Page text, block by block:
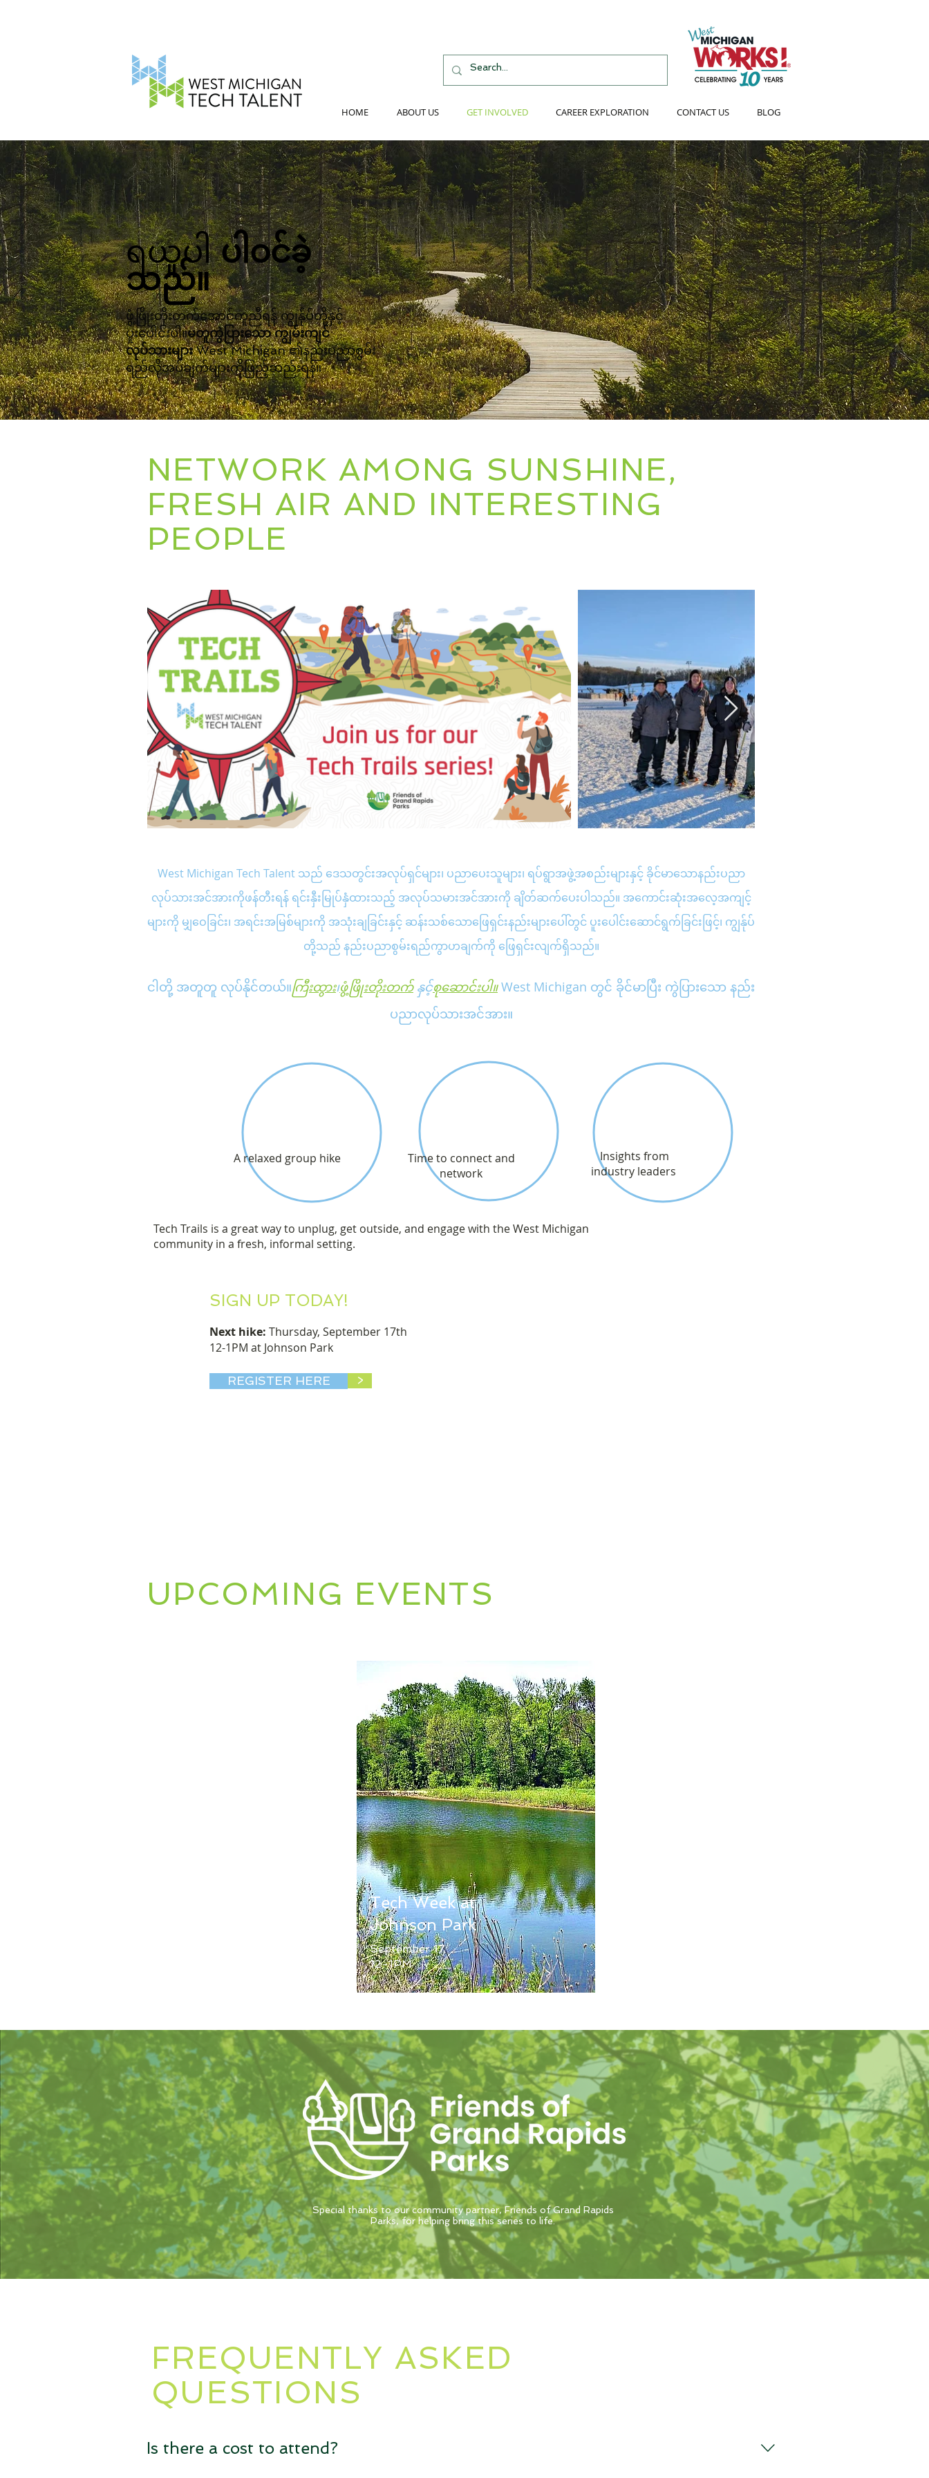
HOME ABOUT US GET INVOLVED CAREER EXPLORATION CONTACT US BLOG
ရယူပါပါဝင်ခဲ့
သည်။
ဖွံ့ဖြိုးတိုးတက်အောင်ကူညီရန် ကျွန်ုပ်တို့နှင့်
ပူးပေါင်းပါ။မတူကွဲပြားသော ကျွမ်းကျင်
လုပ်သားများWest Michigan ၏နည်းပညာစွမ်း
ရည်လိုအပ်ချက်များကိုဖြည့်ဆည်းရန်။
NETWORK AMONG SUNSHINE,
FRESH AIR AND INTERESTING
PEOPLE
West Michigan Tech Talent သည် ဒေသတွင်းအလုပ်ရှင်များ၊ ပညာပေးသူများ၊ ရပ်ရွာအဖွဲ့အစည်းများနှင့် ခိုင်မာသောနည်းပညာ
လုပ်သားအင်အားကိုဖန်တီးရန် ရင်းနှီးမြုပ်နှံထားသည့် အလုပ်သမားအင်အားကို ချိတ်ဆက်ပေးပါသည်။ အကောင်းဆုံးအလေ့အကျင့်
များကို မျှဝေခြင်း၊ အရင်းအမြစ်များကို အသုံးချခြင်းနှင့် ဆန်းသစ်သောဖြေရှင်းနည်းများပေါ်တွင် ပူးပေါင်းဆောင်ရွက်ခြင်းဖြင့်၊ ကျွန်ုပ်
တို့သည် နည်းပညာစွမ်းရည်ကွာဟချက်ကို ဖြေရှင်းလျက်ရှိသည်။
ငါတို့ အတူတူ လုပ်နိုင်တယ်။ကြီးထွား၊ဖွံ့ဖြိုးတိုးတက်နှင့်စုဆောင်းပါ။ West Michigan တွင် ခိုင်မာပြီး ကွဲပြားသော နည်း
ပညာလုပ်သားအင်အား။
A relaxed group hike
Time to connect and
network
Insights from
industry leaders
Tech Trails is a great way to unplug, get outside, and engage with the West Michigan
community in a fresh, informal setting.
SIGN UP TODAY!
Next hike: Thursday, September 17th
12-1PM at Johnson Park
REGISTER HERE >
UPCOMING EVENTS
Tech Week at
Johnson Park
September 17
12-1PM
Special thanks to our community partner, Friends of Grand Rapids
Parks, for helping bring this series to life.
Is there a cost to attend?
FREQUENTLY ASKED
QUESTIONS